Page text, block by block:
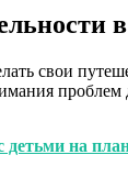
свои
детьми на